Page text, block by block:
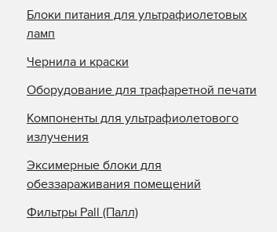
Блоки питания для ультрафиолетовых
ламп
Чернила и краски
Оборудование для трафаретной печати
Компоненты для ультрафиолетового
излучения
Эксимерные блоки для
обеззараживания помещений
Фильтры Pall (Палл)